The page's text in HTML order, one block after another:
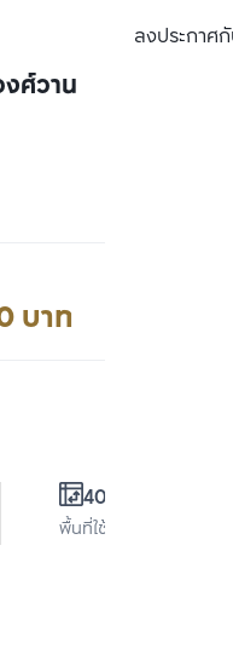
ลงประกาศกั
ศ์วาน
บาท
400 ตร.ม.
พื้นที่ใช้สอย